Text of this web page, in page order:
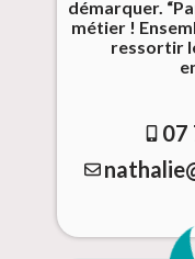
démarquer.
métier !
ressortir
07